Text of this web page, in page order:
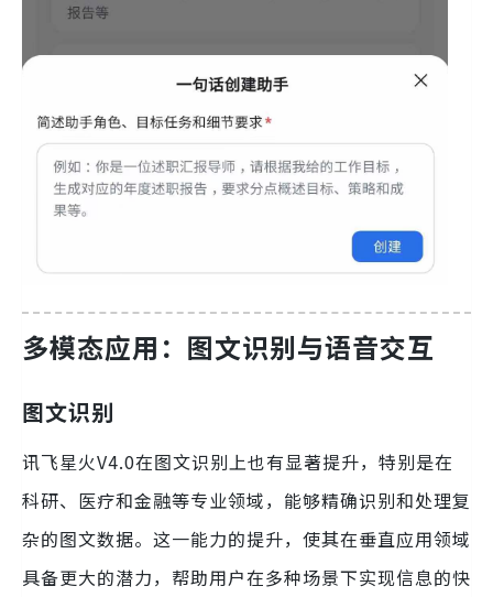
多模态应用：图文识别与语音交互
图文识别
讯飞星火V4.0在图文识别上也有显著提升，特别是在
科研、医疗和金融等专业领域，能够精确识别和处理复
杂的图文数据。这一能力的提升，使其在垂直应用领域
具备更大的潜力，帮助用户在多种场景下实现信息的快